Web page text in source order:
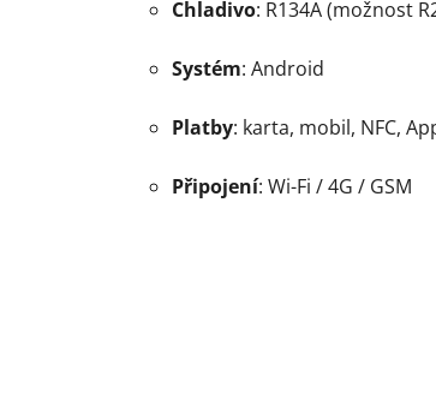
Chladivo: R134A (možnost
Systém: Android
Platby: karta, mobil, NFC,
Připojení: Wi-Fi / 4G / GSM